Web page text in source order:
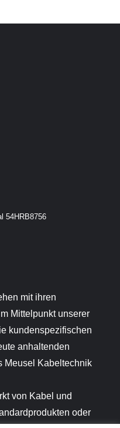
54HRB8756
mit ihren
Mittelpunkt unserer
kundenspezifischen
anhaltenden
Meusel Kabeltechnik
von Kabel und
oder